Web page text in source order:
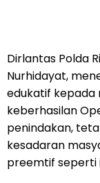
Dirlantas Polda
Nurhidayat,
edukatif kepada
keberhasilan
penindakan,
kesadaran
preemtif seperti